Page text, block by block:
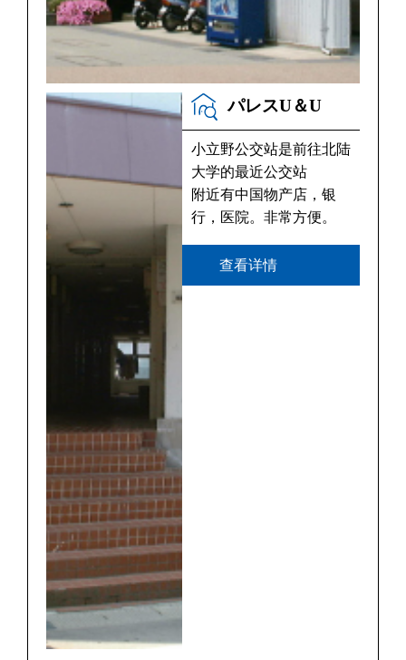
パレスU＆U
小立野公交站是前往北陆
大学的最近公交站
附近有中国物产店，银
行，医院。非常方便。
查看详情